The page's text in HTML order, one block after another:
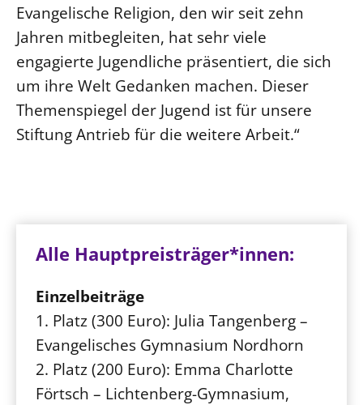
Evangelische Religion, den wir seit zehn
Jahren mitbegleiten, hat sehr viele
engagierte Jugendliche präsentiert, die sich
um ihre Welt Gedanken machen. Dieser
Themenspiegel der Jugend ist für unsere
Stiftung Antrieb für die weitere Arbeit.“
Alle Hauptpreisträger*innen:
Einzelbeiträge
1. Platz (300 Euro): Julia Tangenberg –
Evangelisches Gymnasium Nordhorn
2. Platz (200 Euro): Emma Charlotte
Förtsch – Lichtenberg-Gymnasium,